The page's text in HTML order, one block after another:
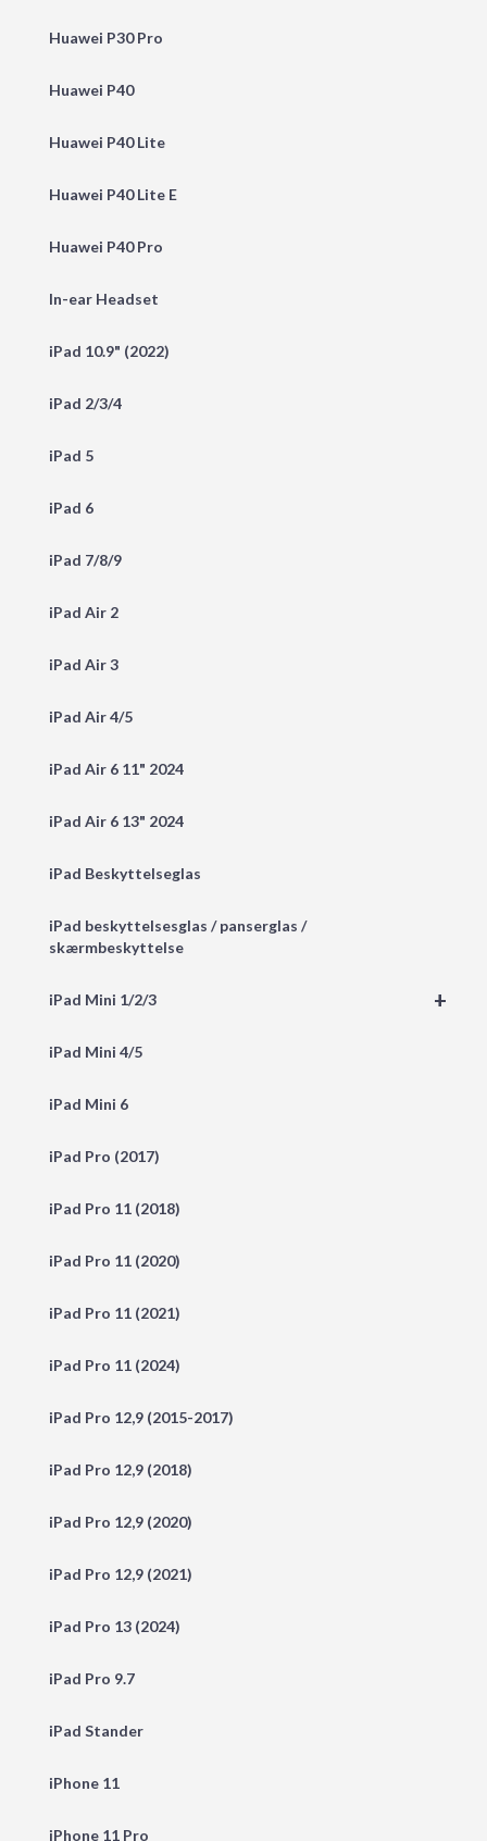
Huawei P30 Pro
Huawei P40
Huawei P40 Lite
Huawei P40 Lite E
Huawei P40 Pro
In-ear Headset
iPad 10.9" (2022)
iPad 2/3/4
iPad 5
iPad 6
iPad 7/8/9
iPad Air 2
iPad Air 3
iPad Air 4/5
iPad Air 6 11" 2024
iPad Air 6 13" 2024
iPad Beskyttelseglas
iPad beskyttelsesglas / panserglas /
skærmbeskyttelse
+
iPad Mini 1/2/3
iPad Mini 4/5
iPad Mini 6
iPad Pro (2017)
iPad Pro 11 (2018)
iPad Pro 11 (2020)
iPad Pro 11 (2021)
iPad Pro 11 (2024)
iPad Pro 12,9 (2015-2017)
iPad Pro 12,9 (2018)
iPad Pro 12,9 (2020)
iPad Pro 12,9 (2021)
iPad Pro 13 (2024)
iPad Pro 9.7
iPad Stander
iPhone 11
iPhone 11 Pro